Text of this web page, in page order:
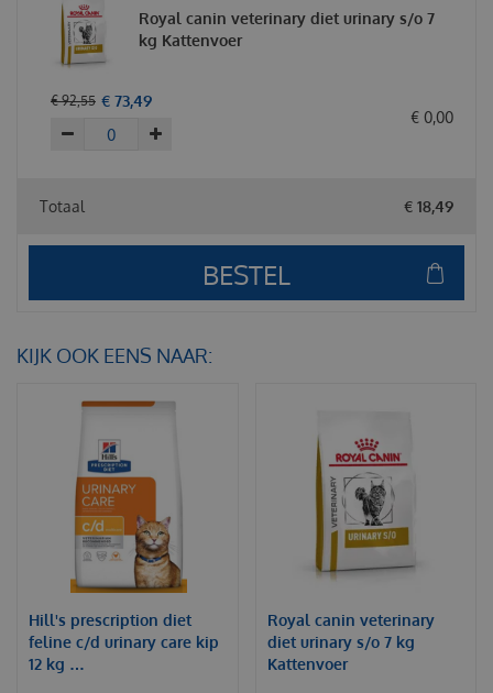
Royal canin veterinary diet urinary s/o 7
kg Kattenvoer
€ 92,55 € 73,49
€ 0,00
Totaal € 18,49
KIJK OOK EENS NAAR:
Hill's prescription diet
feline c/d urinary care kip
12 kg …
Royal canin veterinary
diet urinary s/o 7 kg
Kattenvoer